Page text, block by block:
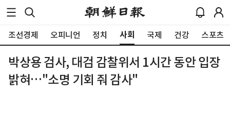
조선경제 오피니언 정치 사회 국제 건강 스포츠
박상용 검사, 대검 감찰위서 1시간 동안 입장
밝혀…"소명 기회 줘 감사"